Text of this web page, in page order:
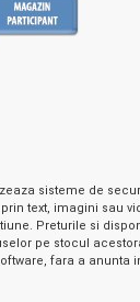
sisteme de
text, imagini sau
Preturile si
pe stocul
fara a anunta